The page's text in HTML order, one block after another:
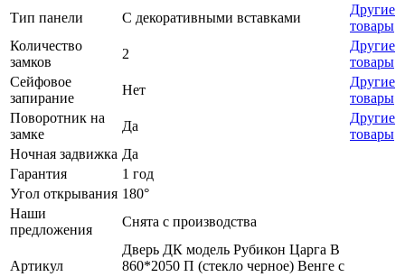
Тип панели
С декоративными вставками
Другие
товары
Количество
замков
2
Другие
товары
Сейфовое
запирание
Нет
Другие
товары
Поворотник на
замке
Да
Другие
товары
Ночная задвижка Да
Гарантия
1 год
Угол открывания 180°
Наши
предложения
Снята с производства
Артикул
Дверь ДК модель Рубикон Царга В
860*2050 П (стекло черное) Венге с